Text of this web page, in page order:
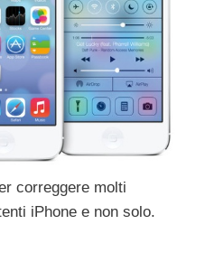
correggere molti
iPhone e non solo.